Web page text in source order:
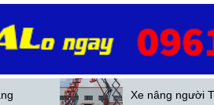
Xe nâng người Trung Quốc ngày